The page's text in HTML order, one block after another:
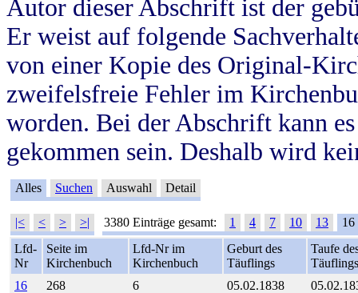
Autor dieser Abschrift ist der
Er weist auf folgende
von einer Kopie des Original-
zweifelsfreie Fehler im
worden. Bei der Abschrift kann
gekommen sein. Deshalb wird
Alles Suchen Auswahl Detail
|< < > >| 3380 Einträge gesamt: 1 4 7 10 13
16
Lfd-
Nr
Seite im
Kirchenbuch
Lfd-Nr im
Kirchenbuch
Geburt des
Täuflings
Taufe
Täuflings
16
268 6 05.02.1838